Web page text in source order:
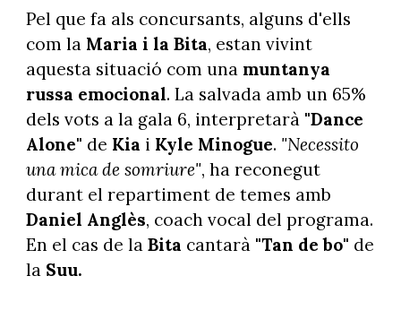
Pel que fa als concursants, alguns d'ells
com la Maria i la Bita, estan vivint
aquesta situació com una muntanya
russa emocional. La salvada amb un 65%
dels vots a la gala 6, interpretarà "Dance
Alone" de Kia i Kyle Minogue. "Necessito
una mica de somriure", ha reconegut
durant el repartiment de temes amb
Daniel Anglès, coach vocal del programa.
En el cas de la Bita cantarà "Tan de bo" de
la Suu.